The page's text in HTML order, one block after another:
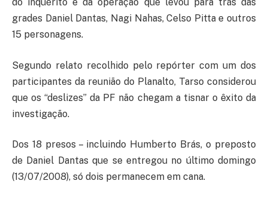
grades Daniel Dantas, Nagi Nahas, Celso Pitta e outros
15 personagens.
Segundo relato recolhido pelo repórter com um dos
participantes da reunião do Planalto, Tarso considerou
que os “deslizes” da PF não chegam a tisnar o êxito da
investigação.
Dos 18 presos – incluindo Humberto Brás, o preposto
de Daniel Dantas que se entregou no último domingo
(13/07/2008), só dois permanecem em cana.